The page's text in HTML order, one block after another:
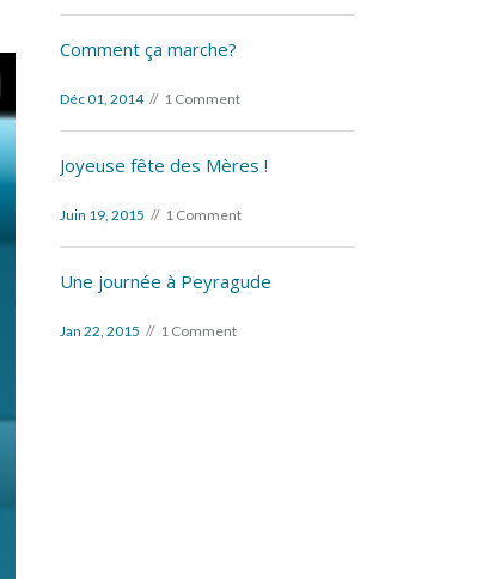
Comment ça marche?
Déc 01, 2014 1 Comment
Joyeuse fête des Mères !
Juin 19, 2015 1 Comment
Une journée à Peyragude
Jan 22, 2015 1 Comment